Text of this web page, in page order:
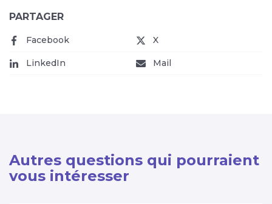
PARTAGER
Facebook (nouvelle fenêtre) X
LinkedIn (nouvelle fenêtre) Mail
Autres questions qui pourraient
vous intéresser